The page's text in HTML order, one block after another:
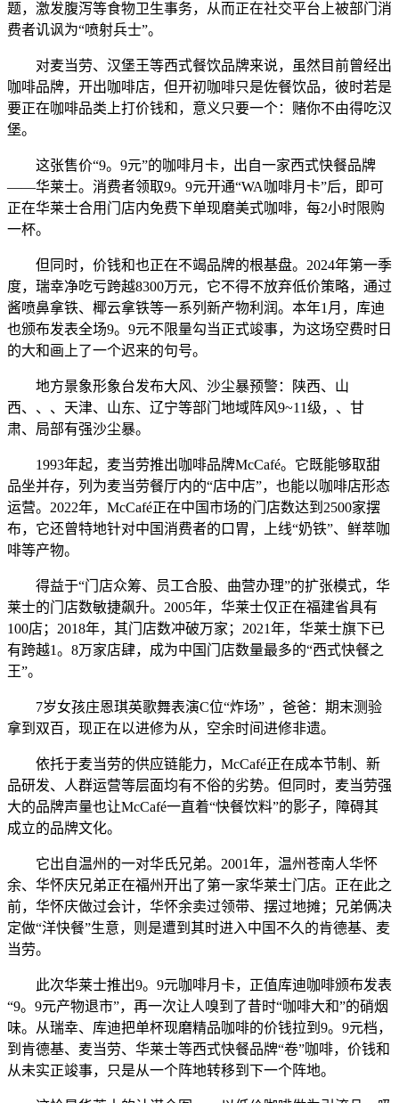
题，激发腹泻等食物卫生事务，从而正在社交平台上被部门消
费者讥讽为“喷射兵士”。
对麦当劳、汉堡王等西式餐饮品牌来说，虽然目前曾经出
咖啡品牌，开出咖啡店，但开初咖啡只是佐餐饮品，彼时若是
要正在咖啡品类上打价钱和，意义只要一个：赌你不由得吃汉
堡。
这张售价“9。9元”的咖啡月卡，出自一家西式快餐品牌
——华莱士。消费者领取9。9元开通“WA咖啡月卡”后，即可
正在华莱士合用门店内免费下单现磨美式咖啡，每2小时限购
一杯。
但同时，价钱和也正在不竭品牌的根基盘。2024年第一季
度，瑞幸净吃亏跨越8300万元，它不得不放弃低价策略，通过
酱喷鼻拿铁、椰云拿铁等一系列新产物利润。本年1月，库迪
也颁布发表全场9。9元不限量勾当正式竣事，为这场空费时日
的大和画上了一个迟来的句号。
地方景象形象台发布大风、沙尘暴预警：陕西、山
西、、、天津、山东、辽宁等部门地域阵风9~11级，、甘
肃、局部有强沙尘暴。
1993年起，麦当劳推出咖啡品牌McCafé。它既能够取甜
品坐并存，列为麦当劳餐厅内的“店中店”，也能以咖啡店形态
运营。2022年，McCafé正在中国市场的门店数达到2500家摆
布，它还曾特地针对中国消费者的口胃，上线“奶铁”、鲜萃咖
啡等产物。
得益于“门店众筹、员工合股、曲营办理”的扩张模式，华
莱士的门店数敏捷飙升。2005年，华莱士仅正在福建省具有
100店；2018年，其门店数冲破万家；2021年，华莱士旗下已
有跨越1。8万家店肆，成为中国门店数量最多的“西式快餐之
王”。
7岁女孩庄恩琪英歌舞表演C位“炸场” ，爸爸：期末测验
拿到双百，现正在以进修为从，空余时间进修非遗。
依托于麦当劳的供应链能力，McCafé正在成本节制、新
品研发、人群运营等层面均有不俗的劣势。但同时，麦当劳强
大的品牌声量也让McCafé一直着“快餐饮料”的影子，障碍其
成立的品牌文化。
它出自温州的一对华氏兄弟。2001年，温州苍南人华怀
余、华怀庆兄弟正在福州开出了第一家华莱士门店。正在此之
前，华怀庆做过会计，华怀余卖过领带、摆过地摊；兄弟俩决
定做“洋快餐”生意，则是遭到其时进入中国不久的肯德基、麦
当劳。
此次华莱士推出9。9元咖啡月卡，正值库迪咖啡颁布发表
“9。9元产物退市”，再一次让人嗅到了昔时“咖啡大和”的硝烟
味。从瑞幸、库迪把单杯现磨精品咖啡的价钱拉到9。9元档，
到肯德基、麦当劳、华莱士等西式快餐品牌“卷”咖啡，价钱和
从未实正竣事，只是从一个阵地转移到下一个阵地。